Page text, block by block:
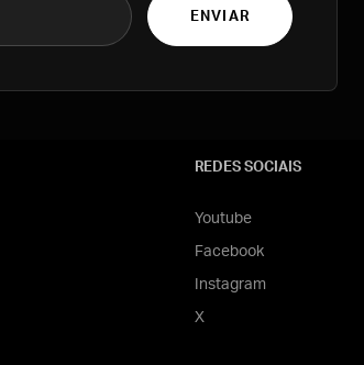
ENVIAR
REDES SOCIAIS
Youtube
Facebook
Instagram
X